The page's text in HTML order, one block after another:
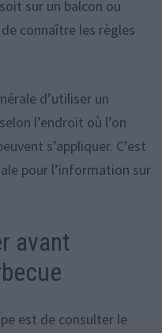
sur un balcon ou
connaître les règles
d’utiliser un
l’endroit où l’on
s’appliquer. C’est
pour l’information sur
avant
est de consulter le